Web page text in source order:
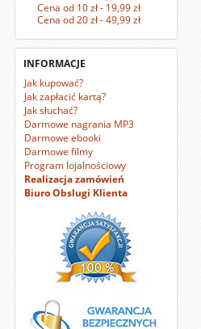
Cena od 10 zł - 19,99 zł
Cena od 20 zł - 49,99 zł
INFORMACJE
Jak kupować?
Jak zapłacić kartą?
Jak słuchać?
Darmowe nagrania MP3
Darmowe ebooki
Darmowe filmy
Program lojalnościowy
Realizacja zamówień
Biuro Obslugi Klienta